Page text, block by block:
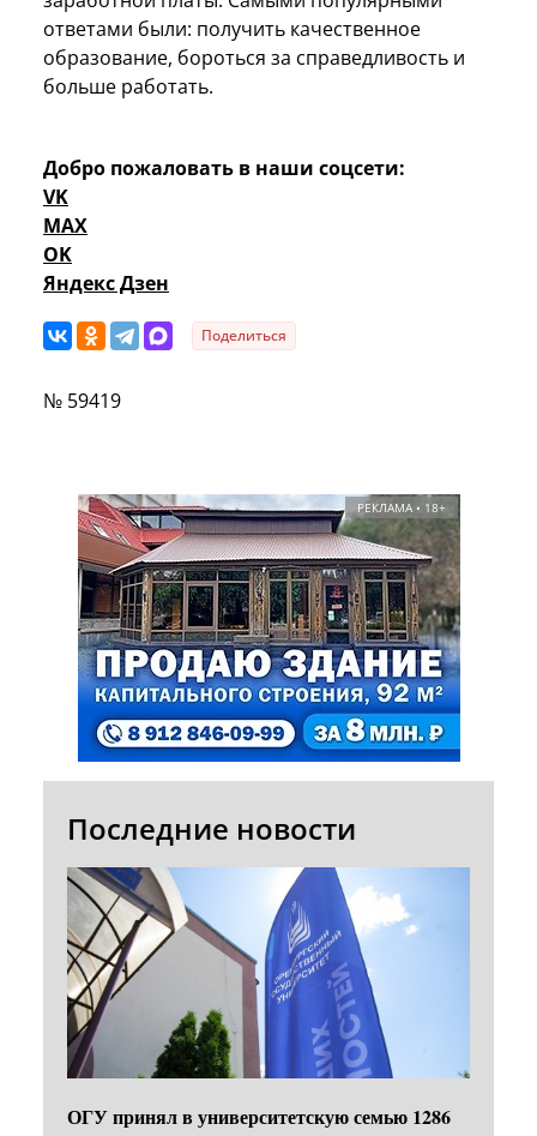
ответами были: получить качественное
образование, бороться за справедливость и
больше работать.
Добро пожаловать в наши соцсети:
VK
MAX
OK
Яндекс Дзен
Поделиться
№ 59419
РЕКЛАМА • 18+
Последние новости
ОГУ принял в университетскую семью 1286